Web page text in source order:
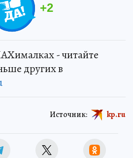
+2
- читайте
других в
Источник: kp.ru